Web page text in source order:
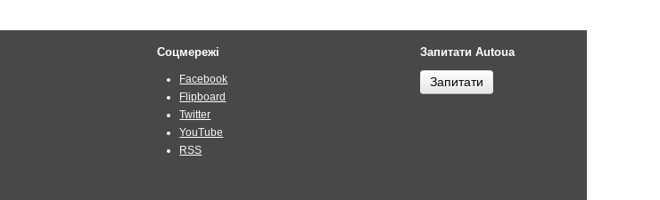
Соцмережі
Facebook
Flipboard
Twitter
YouTube
RSS
Запитати Autoua
Запитати